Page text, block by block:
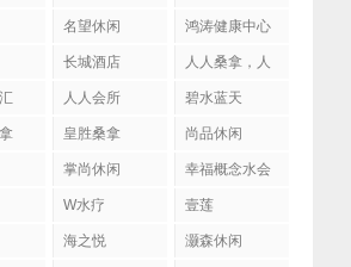
名望休闲 鸿涛健康中心
长城酒店
人人桑拿，人
人人会所 碧水蓝天
皇胜桑拿 尚品休闲
掌尚休闲 幸福概念水会
W水疗 壹莲
海之悦 灏森休闲